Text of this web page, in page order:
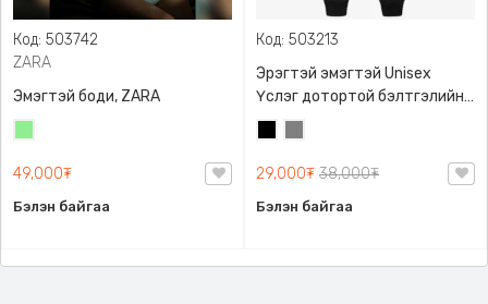
Код: 503742
ZARA
Эмэгтэй боди, ZARA
49,000₮
Бэлэн байгаа
Код: 503213
Эрэгтэй эмэгтэй Unisex
Үслэг дотортой бэлтгэлийн
өмд,
29,000₮ 38,000₮
Бэлэн байгаа